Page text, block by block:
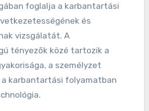
foglalja a karbantartási
és
vizsgálatát. A
tényezők közé tartozik a
a személyzet
a karbantartási folyamatban